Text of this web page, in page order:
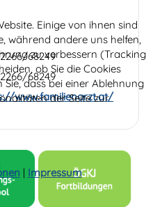
68249
68249
www.familienarzt.at/
Einige von ihnen sind
während andere uns helfen,
zu verbessern (Tracking
ob Sie die Cookies
dass bei einer Ablehnung
der Seite zur
| Impressum